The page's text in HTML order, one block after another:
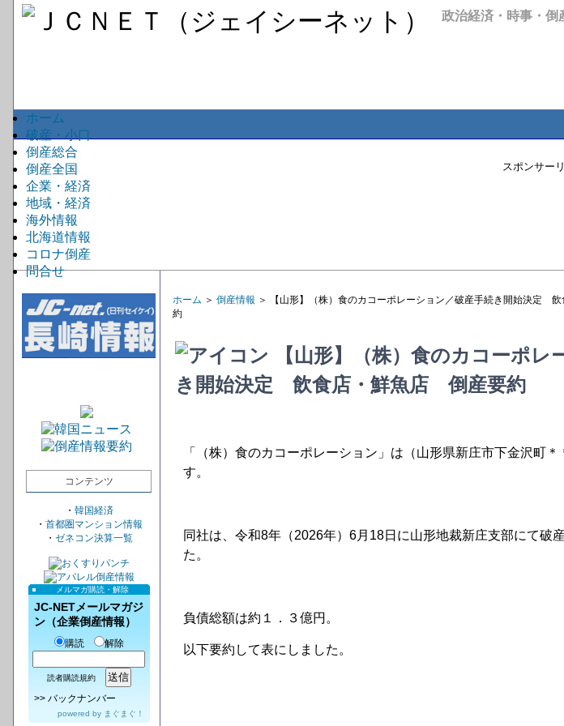
政治経済・時事・倒
ホーム
破産・小口
倒産総合
倒産全国
企業・経済
地域・経済
海外情報
北海道情報
コロナ倒産
問合せ
スポンサー
コンテンツ
・ 韓国経済
・ 首都圏マンション情報
・ ゼネコン決算一覧
メルマガ購読・解除
JC-NETメールマガジ
ン（企業倒産情報）
購読 解除
読者購読規約
>> バックナンバー
powered by まぐまぐ！
ホーム ＞ 倒産情報 ＞ 【山形】（株）食のカコーポレーション／破産手続き開始決定
約
【山形】（株）食のカコーポレ
き開始決定 飲食店・鮮魚店 倒産要約
「（株）食のカコーポレーション」は（山形県新庄市下金沢町
す。
同社は、令和8年（2026年）6月18日に山形地裁新庄支部にて破
た。
負債総額は約１．３億円。
以下要約して表にしました。